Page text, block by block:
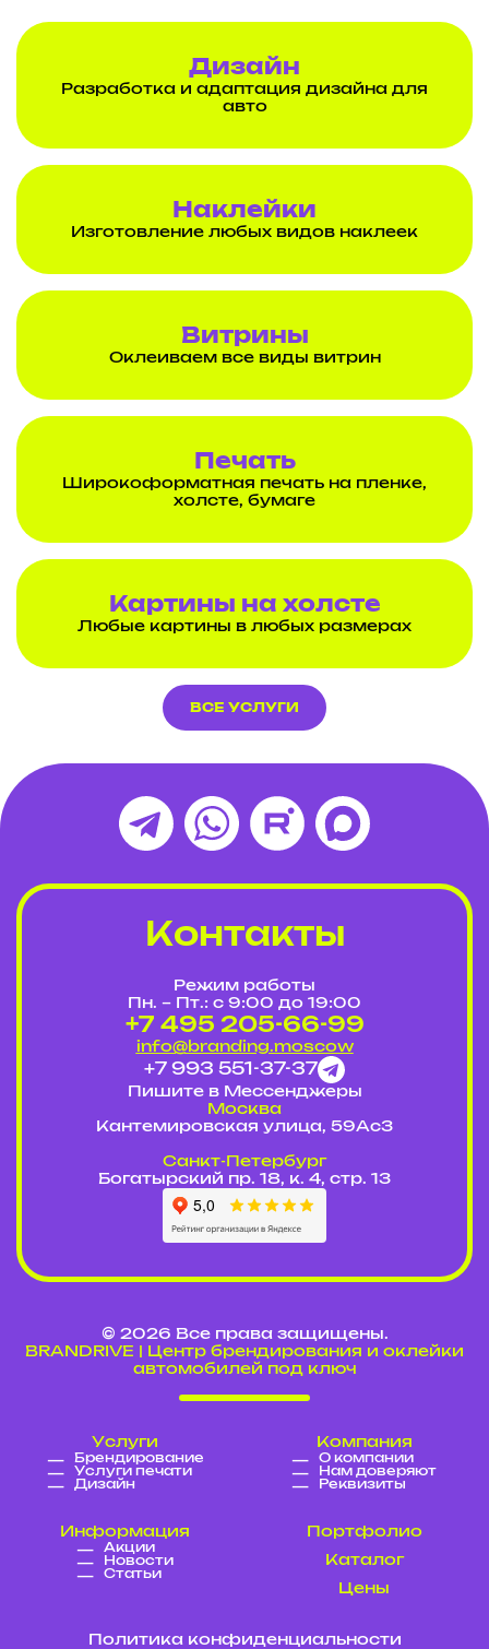
Дизайн
Разработка и адаптация дизайна для
авто
Наклейки
Изготовление любых видов наклеек
Витрины
Оклеиваем все виды витрин
Печать
Широкоформатная печать на пленке,
холсте, бумаге
Картины на холсте
Любые картины в любых размерах
ВСЕ УСЛУГИ
© 2026 Все права защищены.
BRANDRIVE | Центр брендирования и оклейки
автомобилей под ключ
Услуги
Брендирование
Услуги печати
Дизайн
Компания
О компании
Нам доверяют
Реквизиты
Информация
Акции
Новости
Статьи
Портфолио
Каталог
Цены
Политика конфиденциальности
Контакты
Режим работы
Пн. – Пт.: с 9:00 до 19:00
+7 495 205-66-99
info@branding.moscow
+7 993 551-37-37
Пишите в Мессенджеры
Москва
Кантемировская улица, 59Ас3
Cанкт-Петербург
Богатырский пр. 18, к. 4, стр. 13